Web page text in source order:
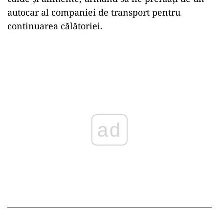
autocar al companiei de transport pentru
continuarea călătoriei.
ad